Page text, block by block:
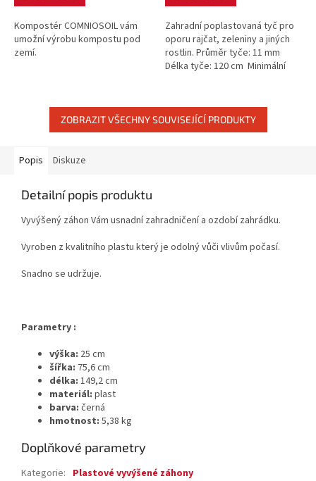
Kompostér COMNIOSOIL vám
umožní výrobu kompostu pod
zemí.
Zahradní poplastovaná tyč pro
oporu rajčat, zeleniny a jiných
rostlin. Průměr tyče: 11 mm
Délka tyče: 120 cm Minimální
ZOBRAZIT VŠECHNY SOUVISEJÍCÍ PRODUKTY
Popis Diskuze
Detailní popis produktu
Vyvýšený záhon Vám usnadní zahradničení a ozdobí zahrádku.
Vyroben z kvalitního plastu který je odolný vůči vlivům počasí.
Snadno se udržuje.
Parametry :
výška: 25 cm
šířka: 75,6 cm
délka: 149,2 cm
materiál: plast
barva: černá
hmotnost: 5,38 kg
Doplňkové parametry
Kategorie: Plastové vyvýšené záhony